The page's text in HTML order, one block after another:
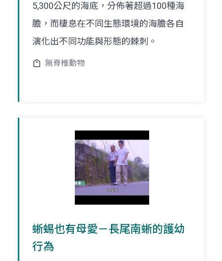
5,300公尺的海底，分佈著超過100種海
膽，而棲息在不同生態環境的海膽各自
演化出不同功能與形態的棘刺。
無脊椎動物
蜥蜴也有母愛－長尾南蜥的護幼
行為